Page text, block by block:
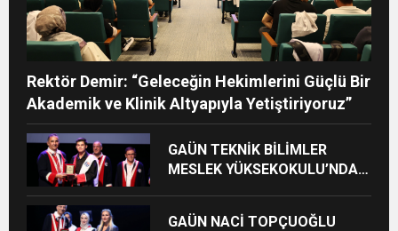
Rektör Demir: “Geleceğin Hekimlerini Güçlü Bir
Akademik ve Klinik Altyapıyla Yetiştiriyoruz”
GAÜN TEKNİK BİLİMLER
MESLEK YÜKSEKOKULU’NDA
GAÜN NACİ TOPÇUOĞLU